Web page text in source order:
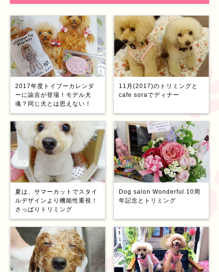
2017年度トイプーカレンダ
ーに諭吉が登場！モデル犬
魂？同じ犬とは思えない！
11月(2017)のトリミングと
cafe soraでディナー
夏は、サマーカットでスタイ
ルデザインより機能性重視！
さっぱりトリミング
Dog salon Wonderful 10周
年記念とトリミング